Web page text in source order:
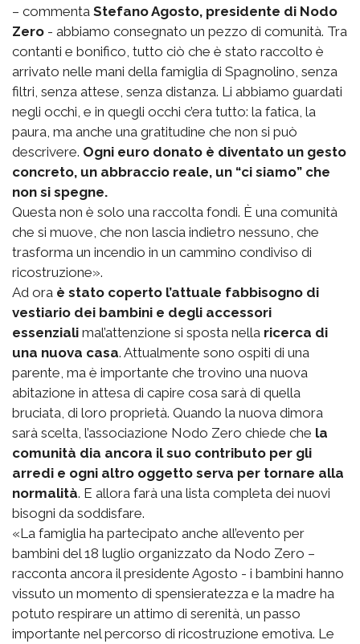
– commenta Stefano Agosto, presidente di Nodo
Zero - abbiamo consegnato un pezzo di comunità. Tra
contanti e bonifico, tutto ciò che è stato raccolto è
arrivato nelle mani della famiglia di Spagnolino, senza
filtri, senza attese, senza distanza. Li abbiamo guardati
negli occhi, e in quegli occhi c’era tutto: la fatica, la
paura, ma anche una gratitudine che non si può
descrivere. Ogni euro donato è diventato un gesto
concreto, un abbraccio reale, un “ci siamo” che
non si spegne.
Questa non è solo una raccolta fondi. È una comunità
che si muove, che non lascia indietro nessuno, che
trasforma un incendio in un cammino condiviso di
ricostruzione».
Ad ora è stato coperto l’attuale fabbisogno di
vestiario dei bambini e degli accessori
essenziali mal’attenzione si sposta nella ricerca di
una nuova casa. Attualmente sono ospiti di una
parente, ma è importante che trovino una nuova
abitazione in attesa di capire cosa sarà di quella
bruciata, di loro proprietà. Quando la nuova dimora
sarà scelta, l’associazione Nodo Zero chiede che la
comunità dia ancora il suo contributo per gli
arredi e ogni altro oggetto serva per tornare alla
normalità. E allora farà una lista completa dei nuovi
bisogni da soddisfare.
«La famiglia ha partecipato anche all’evento per
bambini del 18 luglio organizzato da Nodo Zero –
racconta ancora il presidente Agosto - i bambini hanno
vissuto un momento di spensieratezza e la madre ha
potuto respirare un attimo di serenità, un passo
importante nel percorso di ricostruzione emotiva. Le